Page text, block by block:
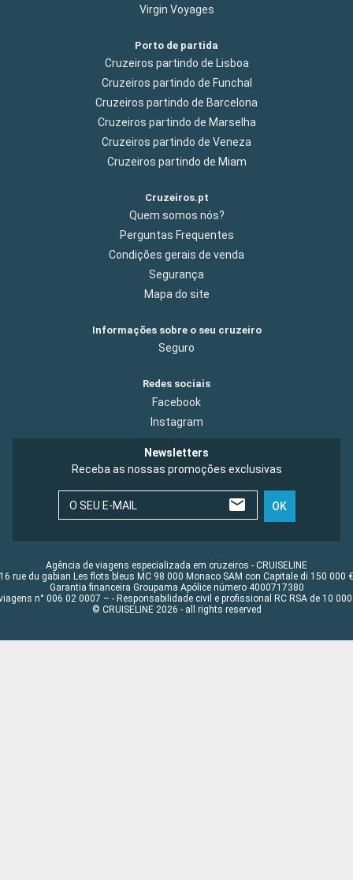
Virgin Voyages
Porto de partida
Cruzeiros partindo de Lisboa
Cruzeiros partindo de Funchal
Cruzeiros partindo de Barcelona
Cruzeiros partindo de Marselha
Cruzeiros partindo de Veneza
Cruzeiros partindo de Miam
Cruzeiros.pt
Quem somos nós?
Perguntas Frequentes
Condições gerais de venda
Segurança
Mapa do site
Informações sobre o seu cruzeiro
Seguro
Redes sociais
Facebook
Instagram
Newsletters
Receba as nossas promoções exclusivas
O SEU E-MAIL OK
Agência de viagens especializada em cruzeiros - CRUISELINE
16 rue du gabian Les flots bleus MC 98 000 Monaco SAM con Capitale di 150 000 €
Garantia financeira Groupama Apólice número 4000717380
n° 006 02 0007 – - Responsabilidade civil e profissional RC RSA de 10 000
© CRUISELINE 2026 - all rights reserved